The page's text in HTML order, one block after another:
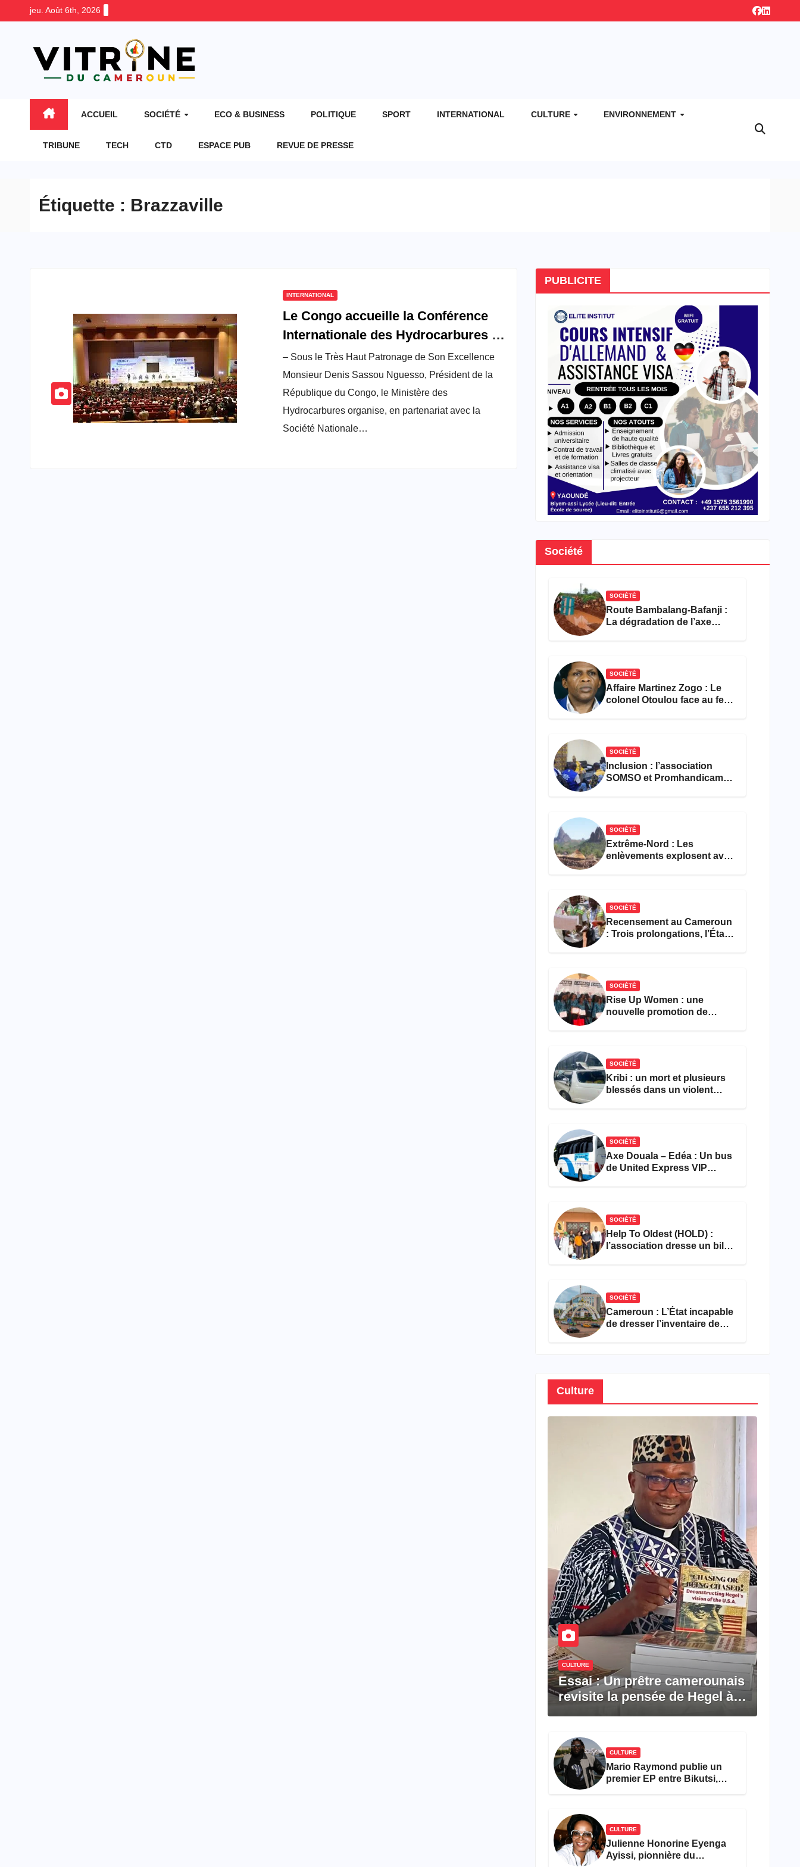
jeu. Août 6th, 2026
ACCUEIL SOCIÉTÉ ECO & BUSINESS POLITIQUE SPORT INTERNATIONAL CULTURE ENVIRONNEMENT
TRIBUNE TECH CTD ESPACE PUB REVUE DE PRESSE
Étiquette : Brazzaville
INTERNATIONAL
Le Congo accueille la Conférence
Internationale des Hydrocarbures :
Une opportunité stratégique pour
l’avenir énergétique de l’Afrique
– Sous le Très Haut Patronage de Son Excellence
Monsieur Denis Sassou Nguesso, Président de la
République du Congo, le Ministère des
Hydrocarbures organise, en partenariat avec la
Société Nationale…
PUBLICITE
Société
SOCIÉTÉ
Route Bambalang-Bafanji :
La dégradation de l’axe
SOCIÉTÉ
Affaire Martinez Zogo : Le
colonel Otoulou face au feu
SOCIÉTÉ
Inclusion : l’association
SOMSO et Promhandicam
SOCIÉTÉ
Extrême-Nord : Les
enlèvements explosent avec
SOCIÉTÉ
Recensement au Cameroun
: Trois prolongations, l’État
SOCIÉTÉ
Rise Up Women : une
nouvelle promotion de
SOCIÉTÉ
Kribi : un mort et plusieurs
blessés dans un violent
SOCIÉTÉ
Axe Douala – Edéa : Un bus
de United Express VIP
SOCIÉTÉ
Help To Oldest (HOLD) :
l’association dresse un bilan
SOCIÉTÉ
Cameroun : L’État incapable
de dresser l’inventaire de
Culture
CULTURE
Essai : Un prêtre camerounais
revisite la pensée de Hegel à
CULTURE
Mario Raymond publie un
premier EP entre Bikutsi,
CULTURE
Julienne Honorine Eyenga
Ayissi, pionnière du